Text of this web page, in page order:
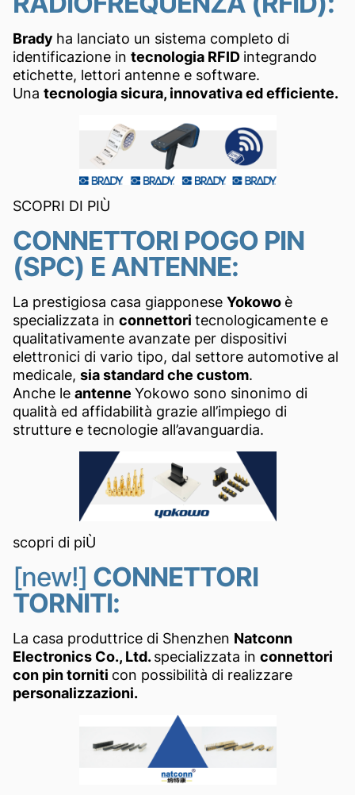
Brady ha lanciato un sistema completo di
identificazione in tecnologia RFID integrando
etichette, lettori antenne e software.
Una tecnologia sicura, innovativa ed efficiente.
SCOPRI DI PIÙ
CONNETTORI POGO PIN
(SPC) E ANTENNE:
La prestigiosa casa giapponese Yokowo è
specializzata in connettori tecnologicamente e
qualitativamente avanzate per dispositivi
elettronici di vario tipo, dal settore automotive al
medicale, sia standard che custom.
Anche le antenne Yokowo sono sinonimo di
qualità ed affidabilità grazie all’impiego di
strutture e tecnologie all’avanguardia.
scopri di piÙ
[new!] CONNETTORI
TORNITI:
La casa produttrice di Shenzhen Natconn
Electronics Co., Ltd.specializzata in connettori
con pin torniti con possibilità di realizzare
personalizzazioni.